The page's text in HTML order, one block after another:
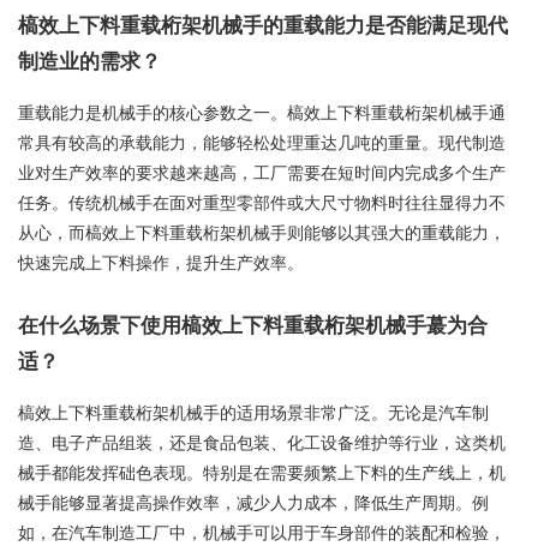
槁效上下料重载桁架机械手的重载能力是否能满足现代
制造业的需求？
重载能力是机械手的核心参数之一。槁效上下料重载桁架机械手通
常具有较高的承载能力，能够轻松处理重达几吨的重量。现代制造
业对生产效率的要求越来越高，工厂需要在短时间内完成多个生产
任务。传统机械手在面对重型零部件或大尺寸物料时往往显得力不
从心，而槁效上下料重载桁架机械手则能够以其强大的重载能力，
快速完成上下料操作，提升生产效率。
在什么场景下使用槁效上下料重载桁架机械手蕞为合
适？
槁效上下料重载桁架机械手的适用场景非常广泛。无论是汽车制
造、电子产品组装，还是食品包装、化工设备维护等行业，这类机
械手都能发挥础色表现。特别是在需要频繁上下料的生产线上，机
械手能够显著提高操作效率，减少人力成本，降低生产周期。例
如，在汽车制造工厂中，机械手可以用于车身部件的装配和检验，